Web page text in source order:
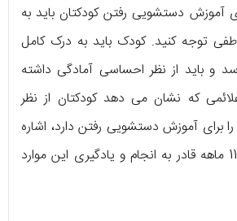
آموزش دستشویی رفتن کودکتان باید به
توجه کنید. کودک باید به درک کامل
و باید از نظر احساسی آمادگی داشته
که نشان می دهد کودکتان از نظر
برای آموزش دستشویی رفتن دارد، اشاره
خواهیم کرد و کودک 11 ماهه قادر به انجام و یادگیری این موارد